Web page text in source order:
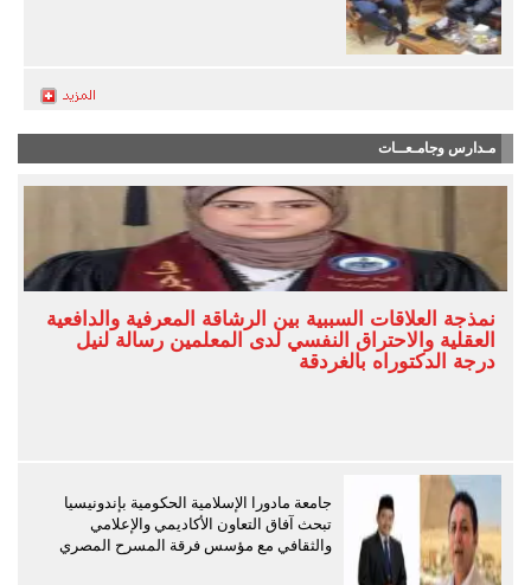
مـدارس وجامـعــات
نمذجة العلاقات السببية بين الرشاقة المعرفية والدافعية
العقلية والاحتراق النفسي لدى المعلمين رسالة لنيل
درجة الدكتوراه بالغردقة
جامعة مادورا الإسلامية الحكومية بإندونيسيا
تبحث آفاق التعاون الأكاديمي والإعلامي
والثقافي مع مؤسس فرقة المسرح المصري